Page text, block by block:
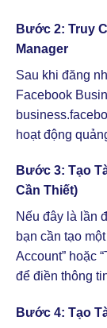
Bước 2: Truy
Manager
Sau khi đăng
Facebook
hoạt động
Bước 3: Tạo
Cần Thiết)
Nếu đây là lần
bạn cần tạo
Account” hoặc
để điền thông
Bước 4: Tạo